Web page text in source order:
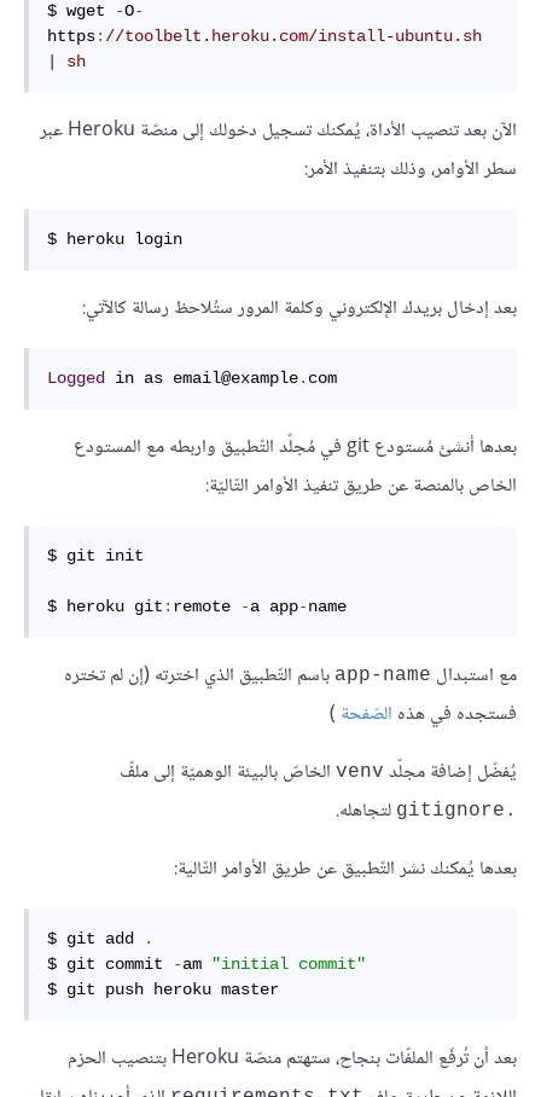
$ wget -O-
https: //toolbelt.heroku.com/install-ubuntu.sh
| sh
الآن بعد تنصيب الأداة، يُمكنك تسجيل دخولك إلى منصّة Heroku عبر
سطر الأوامر، وذلك بتنفيذ الأمر:
$ heroku login
بعد إدخال بريدك الإلكتروني وكلمة المرور ستُلاحظ رسالة كالآتي:
Logged in as email@example. com
بعدها أنشئ مُستودع git في مُجلّد التّطبيق واربطه مع المستودع
الخاص بالمنصة عن طريق تنفيذ الأوامر التّاليّة:
$ git init
$ heroku git : remote -a app-name
مع استبدال app-name باسم التّطبيق الذي اخترته (إن لم تختره
فستجده في هذه الصّفحة )
يُفضّل إضافة مجلّد venv الخاصّ بالبيئة الوهميّة إلى ملفّ
.gitignore
لتجاهله.
بعدها يُمكنك نشر التّطبيق عن طريق الأوامر التّالية:
$ git add
.
$ git commit
-am
"initial commit"
$ git push heroku master
بعد أن تُرفَع الملفّات بنجاح، ستهتم منصّة Heroku بتنصيب الحزم